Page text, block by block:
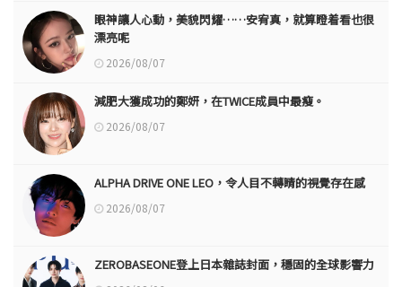
眼神讓人心動，美貌閃耀……安宥真，就算瞪着看也很
漂亮呢
2026/08/07
減肥大獲成功的鄭妍，在TWICE成員中最瘦。
2026/08/07
ALPHA DRIVE ONE LEO，令人目不轉睛的視覺存在感
2026/08/07
ZEROBASEONE登上日本雜誌封面，穩固的全球影響力